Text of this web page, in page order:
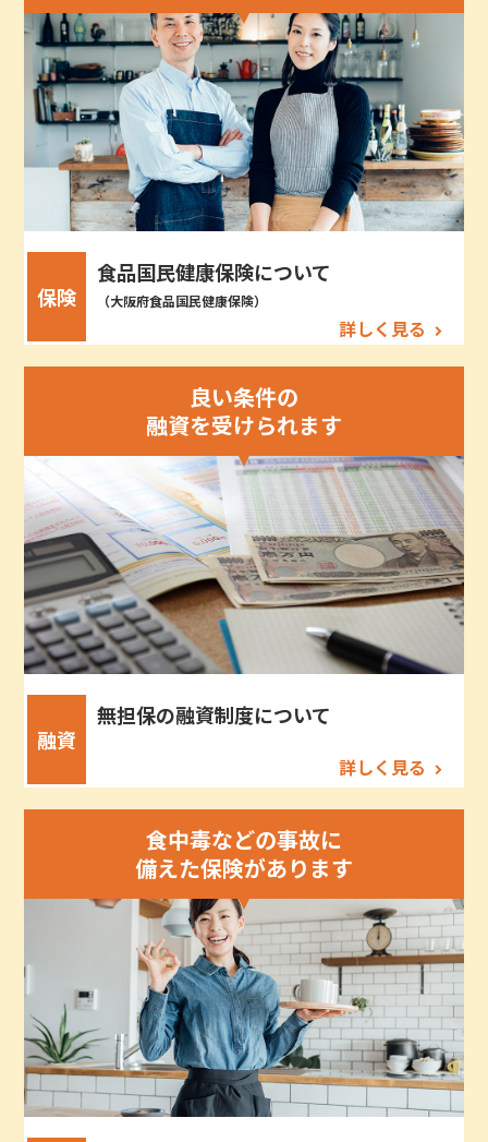
保険
食品国民健康保険について
（大阪府食品国民健康保険）
詳しく見る
良い条件の
融資を受けられます
融資
無担保の融資制度について
詳しく見る
食中毒などの事故に
備えた保険があります